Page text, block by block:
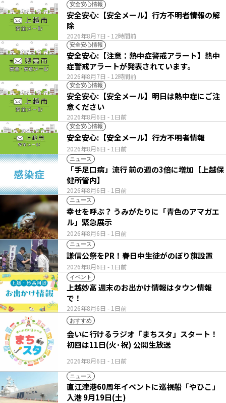
安全安心情報
2026年8月7日 - 12時間前
安全安心:【安全メール】行方不明者情報の解
除
安全安心情報
2026年8月7日 - 12時間前
安全安心:【注意：熱中症警戒アラート】熱中
症警戒アラートが発表されています。
安全安心情報
2026年8月6日 - 1日前
安全安心:【安全メール】明日は熱中症にご注
意ください
安全安心情報
2026年8月6日 - 1日前
安全安心:【安全メール】行方不明者情報
ニュース
2026年8月6日 - 1日前
「手足口病」流行 前の週の3倍に増加【上越保
健所管内】
ニュース
2026年8月6日 - 1日前
幸せを呼ぶ？ うみがたりに「青色のアマガエ
ル」緊急展示
ニュース
2026年8月6日 - 1日前
謙信公祭をPR！春日中生徒がのぼり旗設置
イベント
2026年8月6日 - 1日前
上越妙高 週末のお出かけ情報はタウン情報
で！
おすすめ
2026年8月6日 - 1日前
会いに行けるラジオ「まちスタ」スタート！
初回は11日(火･祝) 公開生放送
ニュース
直江津港60周年イベントに巡視船「やひこ」
入港 9月19日(土)